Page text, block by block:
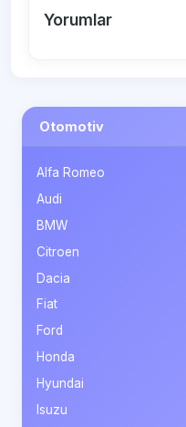
Yorumlar
Otomotiv
Alfa Romeo
Audi
BMW
Citroen
Dacia
Fiat
Ford
Honda
Hyundai
Isuzu